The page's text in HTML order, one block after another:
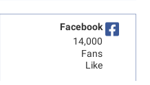
Facebook
14,000
Fans
Like